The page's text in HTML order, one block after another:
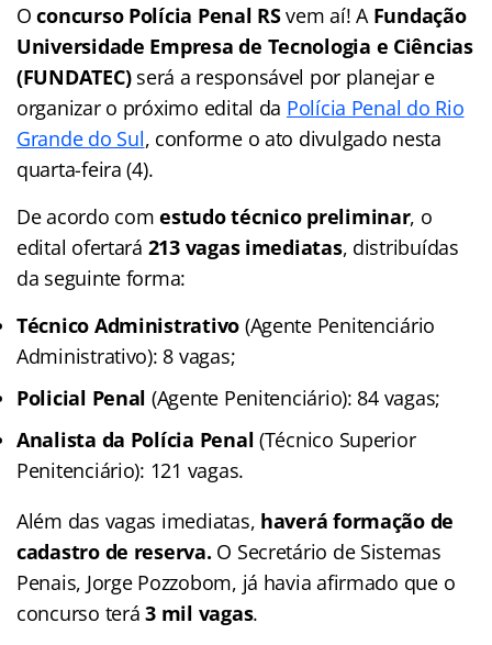
Oconcurso Polícia Penal RSvem aí! A Fundação
Universidade Empresa de Tecnologia e Ciências
(FUNDATEC)será a responsável por planejar e
organizar o próximo edital da Polícia Penal do Rio
Grande do Sul, conforme o ato divulgado nesta
quarta-feira (4).
De acordo comestudo técnico preliminar, o
edital ofertará 213 vagas imediatas, distribuídas
da seguinte forma:
Técnico Administrativo (Agente Penitenciário
Administrativo): 8 vagas;
Policial Penal (Agente Penitenciário): 84 vagas;
Analista da Polícia Penal (Técnico Superior
Penitenciário): 121 vagas.
Além das vagas imediatas, haverá formação de
cadastro de reserva. O Secretário de Sistemas
Penais, Jorge Pozzobom, já havia afirmado que o
concurso terá3 mil vagas.